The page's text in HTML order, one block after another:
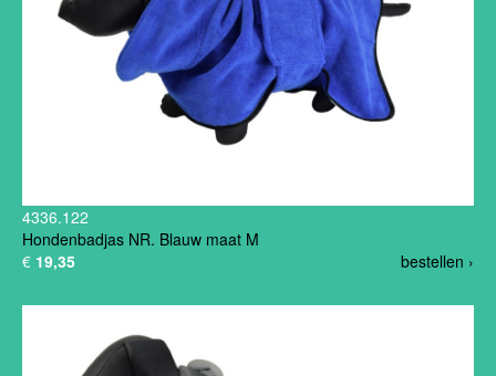
4336.122
Hondenbadjas NR. Blauw maat M
bestellen ›
€ 19,35